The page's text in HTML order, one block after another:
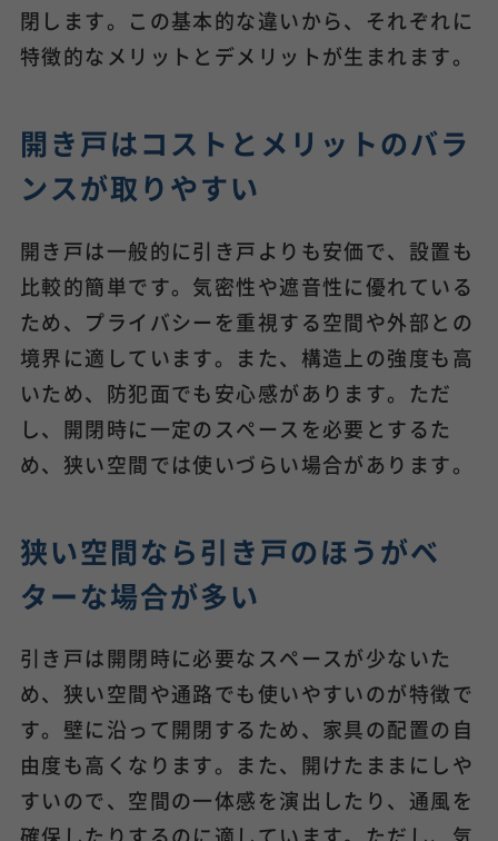
閉します。この基本的な違いから、それぞれに
特徴的なメリットとデメリットが生まれます。
開き戸はコストとメリットのバラ
ンスが取りやすい
開き戸は一般的に引き戸よりも安価で、設置も
比較的簡単です。気密性や遮音性に優れている
ため、プライバシーを重視する空間や外部との
境界に適しています。また、構造上の強度も高
いため、防犯面でも安心感があります。ただ
し、開閉時に一定のスペースを必要とするた
め、狭い空間では使いづらい場合があります。
狭い空間なら引き戸のほうがベ
ターな場合が多い
引き戸は開閉時に必要なスペースが少ないた
め、狭い空間や通路でも使いやすいのが特徴で
す。壁に沿って開閉するため、家具の配置の自
由度も高くなります。また、開けたままにしや
すいので、空間の一体感を演出したり、通風を